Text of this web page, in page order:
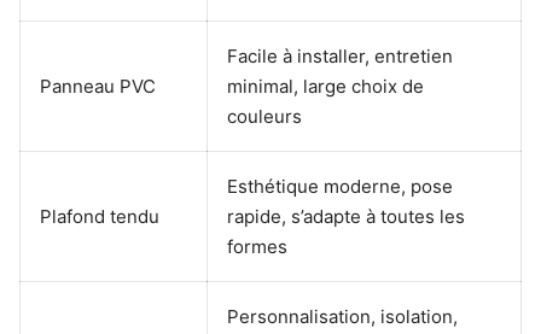
Panneau PVC
Facile à installer, entretien
minimal, large choix de
couleurs
Plafond tendu
Esthétique moderne, pose
rapide, s’adapte à toutes les
formes
Personnalisation, isolation,